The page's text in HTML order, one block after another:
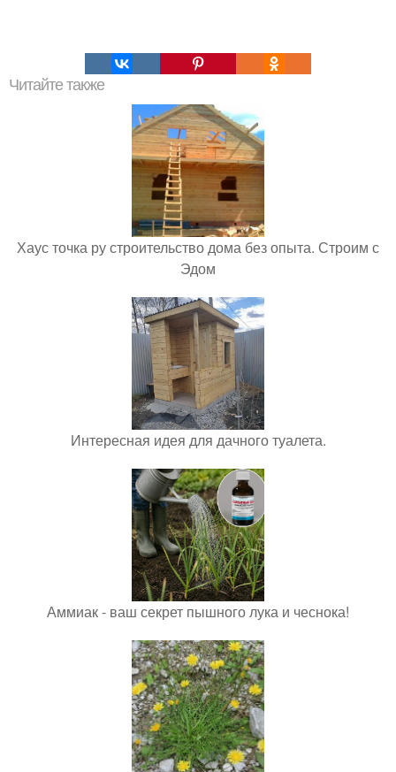
Читайте также
Хаус точка ру строительство дома без опыта. Строим с
Эдом
Интересная идея для дачного туалета.
Аммиак - ваш секрет пышного лука и чеснока!